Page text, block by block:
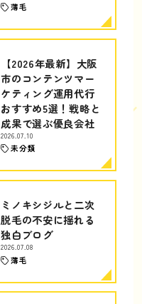
薄毛
【2026年最新】大阪
市のコンテンツマー
ケティング運用代行
おすすめ5選！戦略と
成果で選ぶ優良会社
2026.07.10
未分類
ミノキシジルと二次
脱毛の不安に揺れる
独白ブログ
2026.07.08
薄毛